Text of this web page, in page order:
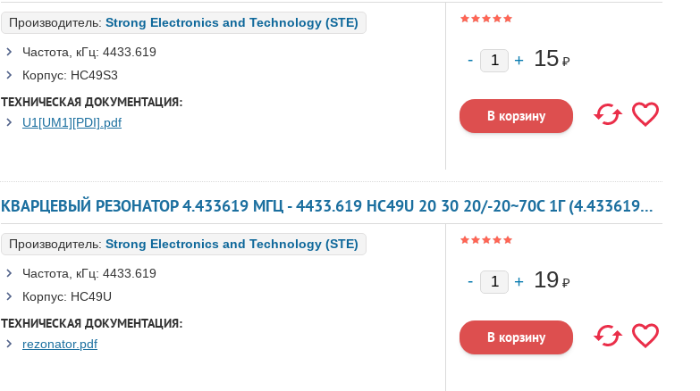
Производитель: Strong Electronics and Technology (STE)
Частота, кГц: 4433.619
Корпус: HC49S3
ТЕХНИЧЕСКАЯ ДОКУМЕНТАЦИЯ:
U1[UM1][PDI].pdf
15 ₽
КВАРЦЕВЫЙ РЕЗОНАТОР 4.433619 МГЦ - 4433.619 HC49U 20 30 20/-20~70C 1Г (4.433619MH
Производитель: Strong Electronics and Technology (STE)
Частота, кГц: 4433.619
Корпус: HC49U
ТЕХНИЧЕСКАЯ ДОКУМЕНТАЦИЯ:
rezonator.pdf
19 ₽